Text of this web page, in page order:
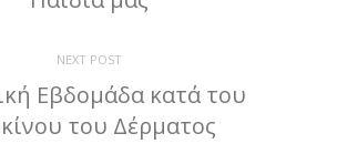
NEXT POST
Εβδομάδα κατά του
του Δέρματος